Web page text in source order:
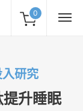
0
研究
升睡眠